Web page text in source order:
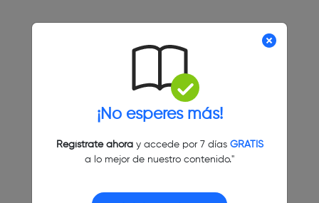
¡No esperes más!
Regístrate ahoray accede por 7 días GRATIS
a lo mejor de nuestro contenido."